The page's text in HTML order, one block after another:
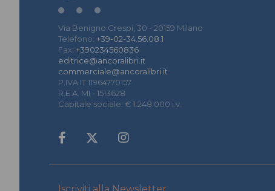
Via Benigno Crespi, 30 - 20159 Milano
Telefono: +39-02-34.56.08.1
Fax: +390234560836
editrice@ancoralibri.it
commerciale@ancoralibri.it
P.IVA IT 11964770157
R.E.A. MI - 1513628
Capitale sociale: € 1.248.000 i.v.
Iscriviti alla Newsletter